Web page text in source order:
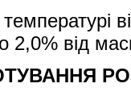
2,0% від